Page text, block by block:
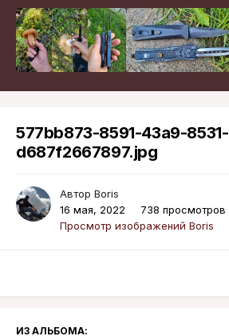
577bb873-8591-43a9-8531-
d687f2667897.jpg
Автор Boris
16 мая, 2022
738 просмотров
Просмотр изображений Boris
ИЗ АЛЬБОМА: